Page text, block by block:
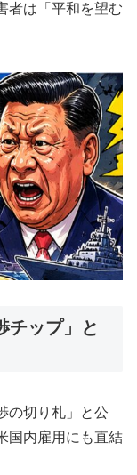
者は「平和を望む
チップ」と
の切り札」と公
国内雇用にも直結